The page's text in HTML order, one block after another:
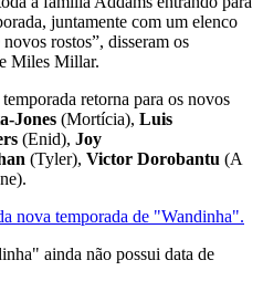
juntamente com um elenco
rostos”, disseram os
Miles Millar.
retorna para os novos
Jones (Mortícia), Luis
(Enid), Joy
(Tyler), Victor Dorobantu (A
nova temporada de "Wandinha".
ainda não possui data de